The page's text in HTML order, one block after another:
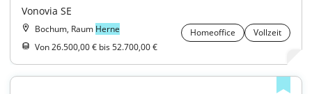
Vonovia SE
Bochum, Raum Herne Homeoffice
Vollzeit
Von 26.500,00 € bis 52.700,00 €